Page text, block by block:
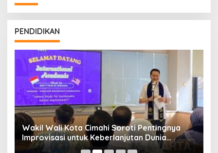
PENDIDIKAN
Wakil Wali Kota Cimahi Soroti Pentingnya
Improvisasi untuk Keberlanjutan Dunia
Pendidikan